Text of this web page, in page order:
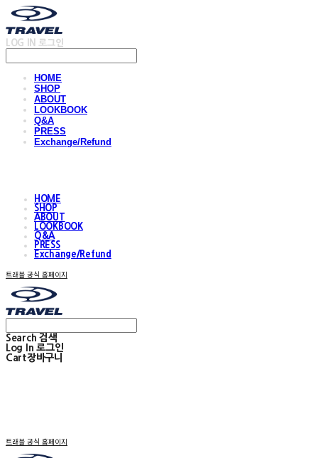
LOG IN 로그인
HOME
SHOP
ABOUT
LOOKBOOK
Q&A
PRESS
Exchange/Refund
HOME
SHOP
ABOUT
LOOKBOOK
Q&A
PRESS
Exchange/Refund
트래블 공식 홈페이지
Search 검색
Log In 로그인
Cart장바구니
트래블 공식 홈페이지